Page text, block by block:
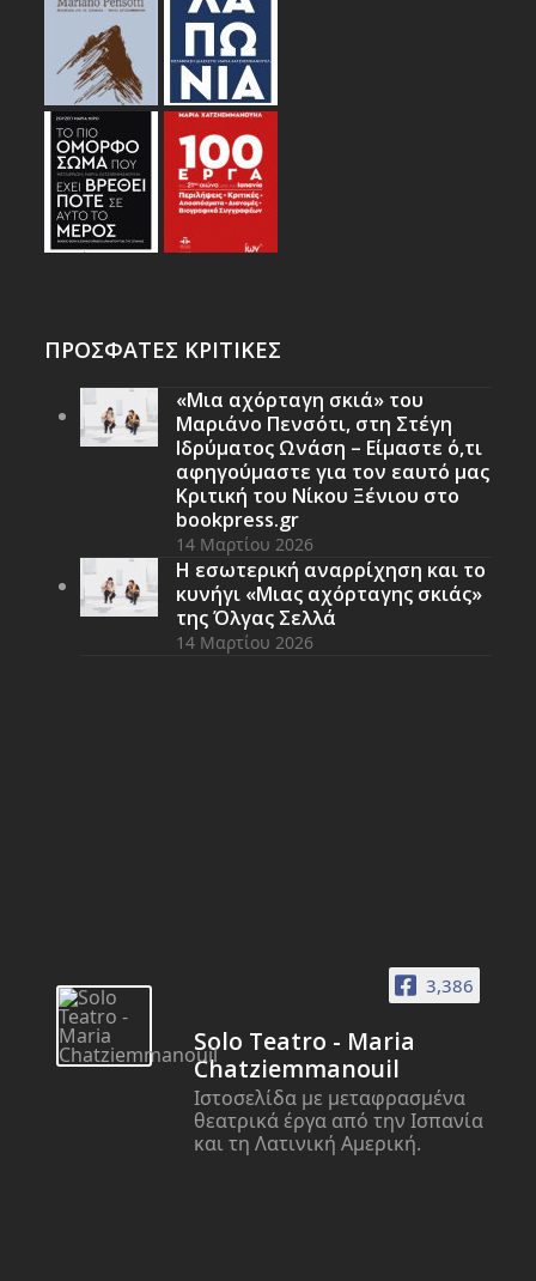
ΠΡΟΣΦΑΤΕΣ ΚΡΙΤΙΚΕΣ
«Μια αχόρταγη σκιά» του
Μαριάνο Πενσότι, στη Στέγη
Ιδρύματος Ωνάση – Είμαστε ό,τι
αφηγούμαστε για τον εαυτό μας
Κριτική του Νίκου Ξένιου στο
bookpress.gr
14 Μαρτίου 2026
Η εσωτερική αναρρίχηση και το
κυνήγι «Μιας αχόρταγης σκιάς»
της Όλγας Σελλά
14 Μαρτίου 2026
3,386
Solo Teatro - Maria
Chatziemmanouil
Ιστοσελίδα με μεταφρασμένα
θεατρικά έργα από την Ισπανία
και τη Λατινική Αμερική.